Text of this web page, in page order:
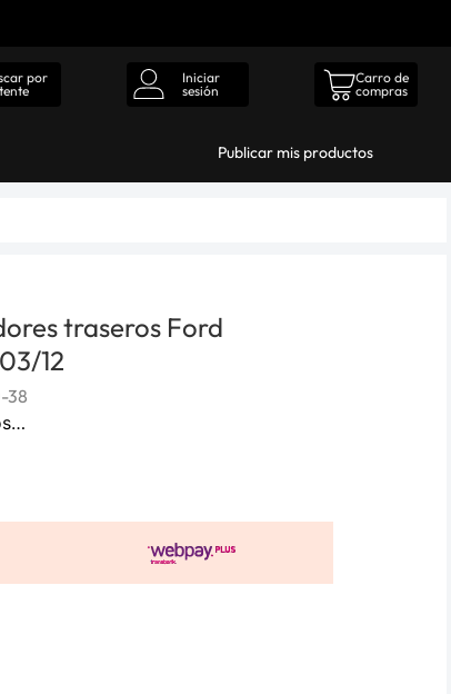
por
Iniciar
sesión
Carro de
compras
Publicar mis productos
traseros Ford
12
38